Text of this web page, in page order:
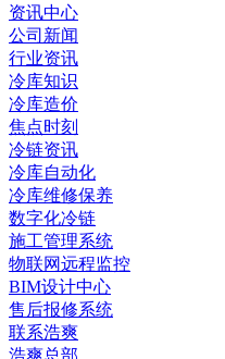
资讯中心
公司新闻
行业资讯
冷库知识
冷库造价
焦点时刻
冷链资讯
冷库自动化
冷库维修保养
数字化冷链
施工管理系统
物联网远程监控
BIM设计中心
售后报修系统
联系浩爽
浩爽总部